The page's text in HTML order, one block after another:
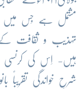
ہیں- اِس کی
شرحِ خواندگی تقریباً بانوے